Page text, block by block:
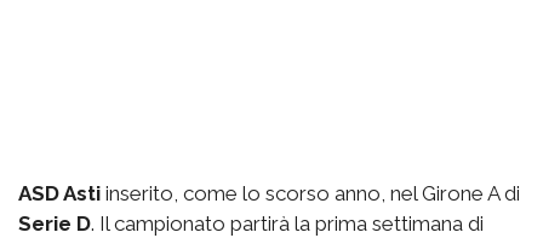
ASD Asti inserito, come lo scorso anno, nel Girone A di
Serie D. Il campionato partirà la prima settimana di